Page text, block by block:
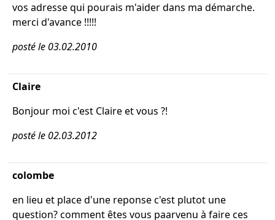
vos adresse qui pourais m'aider dans ma démarche.
merci d'avance !!!!!
posté le 03.02.2010
Claire
Bonjour moi c'est Claire et vous ?!
posté le 02.03.2012
colombe
en lieu et place d'une reponse c'est plutot une
question? comment êtes vous paarvenu à faire ces